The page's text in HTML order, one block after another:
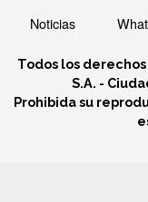
Noticias
Todos los
S.A. -
Prohibida su